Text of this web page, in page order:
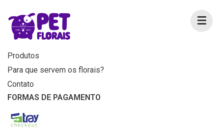
MENU
Home
Produtos
Para que servem os florais?
Contato
FORMAS DE PAGAMENTO